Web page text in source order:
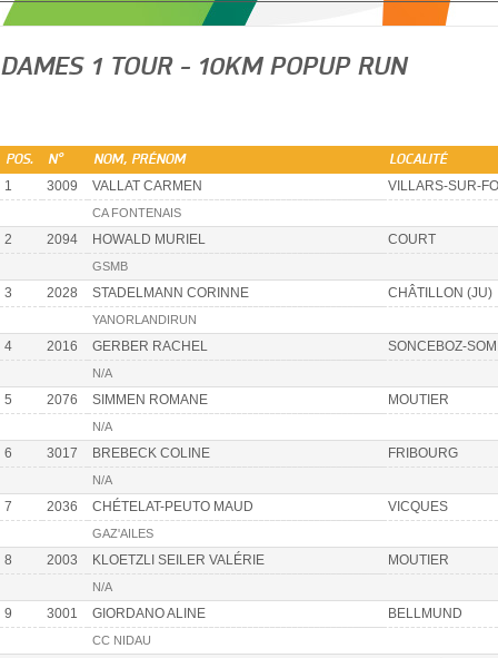
DAMES 1 TOUR - 10KM POPUP RUN
POS. N° NOM, PRÉNOM LOCALITÉ
1 3009 VALLAT CARMEN VILLARS-SUR-
CA FONTENAIS
2 2094 HOWALD MURIEL COURT
GSMB
3 2028 STADELMANN CORINNE CHÂTILLON (JU)
YANORLANDIRUN
4 2016 GERBER RACHEL SONCEBOZ-
N/A
5 2076 SIMMEN ROMANE MOUTIER
N/A
6 3017 BREBECK COLINE FRIBOURG
N/A
7 2036 CHÉTELAT-PEUTO MAUD VICQUES
GAZ'AILES
8 2003 KLOETZLI SEILER VALÉRIE MOUTIER
N/A
9 3001 GIORDANO ALINE BELLMUND
CC NIDAU